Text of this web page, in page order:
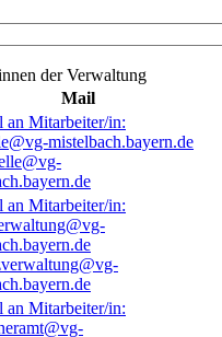
der Verwaltung
Mail